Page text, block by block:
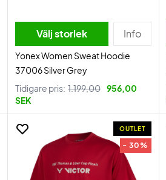
Välj storlek Info
Yonex Women Sweat Hoodie
37006 Silver Grey
Tidigare pris: 1.199,00 956,00
SEK
OUTLET
- 30%